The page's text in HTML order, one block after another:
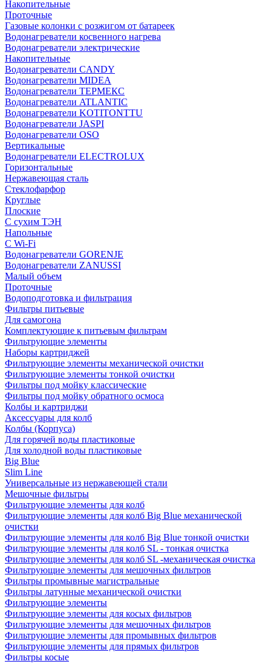
Накопительные
Проточные
Газовые колонки с розжигом от батареек
Водонагреватели косвенного нагрева
Водонагреватели электрические
Накопительные
Водонагреватели CANDY
Водонагреватели MIDEA
Водонагреватели ТЕРМЕКС
Водонагреватели ATLANTIC
Водонагреватели KOTITONTTU
Водонагреватели JASPI
Водонагреватели OSO
Вертикальные
Водонагреватели ELECTROLUX
Горизонтальные
Нержавеющая сталь
Стеклофарфор
Круглые
Плоские
С сухим ТЭН
Напольные
С Wi-Fi
Водонагреватели GORENJE
Водонагреватели ZANUSSI
Малый объем
Проточные
Водоподготовка и фильтрация
Фильтры питьевые
Для самогона
Комплектующие к питьевым фильтрам
Фильтрующие элементы
Наборы картриджей
Фильтрующие элементы механической очистки
Фильтрующие элементы тонкой очистки
Фильтры под мойку классические
Фильтры под мойку обратного осмоса
Колбы и картриджи
Аксессуары для колб
Колбы (Корпуса)
Для горячей воды пластиковые
Для холодной воды пластиковые
Big Blue
Slim Line
Универсальные из нержавеющей стали
Мешочные фильтры
Фильтрующие элементы для колб
Фильтрующие элементы для колб Big Blue механической
очистки
Фильтрующие элементы для колб Big Blue тонкой очистки
Фильтрующие элементы для колб SL - тонкая очистка
Фильтрующие элементы для колб SL -механическая очистка
Фильтрующие элементы для мешочных фильтров
Фильтры промывные магистральные
Фильтры латунные механической очистки
Фильтрующие элементы
Фильтрующие элементы для косых фильтров
Фильтрующие элементы для мешочных фильтров
Фильтрующие элементы для промывных фильтров
Фильтрующие элементы для прямых фильтров
Фильтры косые